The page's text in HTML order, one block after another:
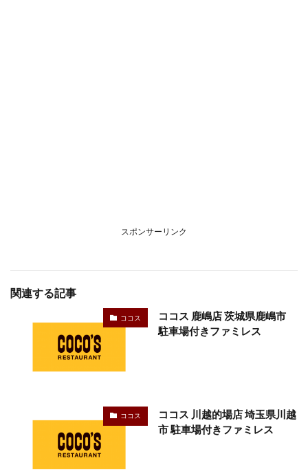
スポンサーリンク
関連する記事
ココス
ココス 鹿嶋店 茨城県鹿嶋市
駐車場付きファミレス
ココス
ココス 川越的場店 埼玉県川越
市 駐車場付きファミレス